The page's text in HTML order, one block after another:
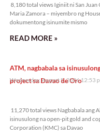
8,180 total views Iginiit ni San
Maria Zamora – miyembro ng
dokumentong isinumite mismo
READ MORE »
ATM, nagbabala sa
project sa Davao de Oro
Wednesday, August 5, 2026 12:53
11,270 total views Nagbabala ang
isinusulong na open-pit gold and
Corporation (KMC) sa Davao